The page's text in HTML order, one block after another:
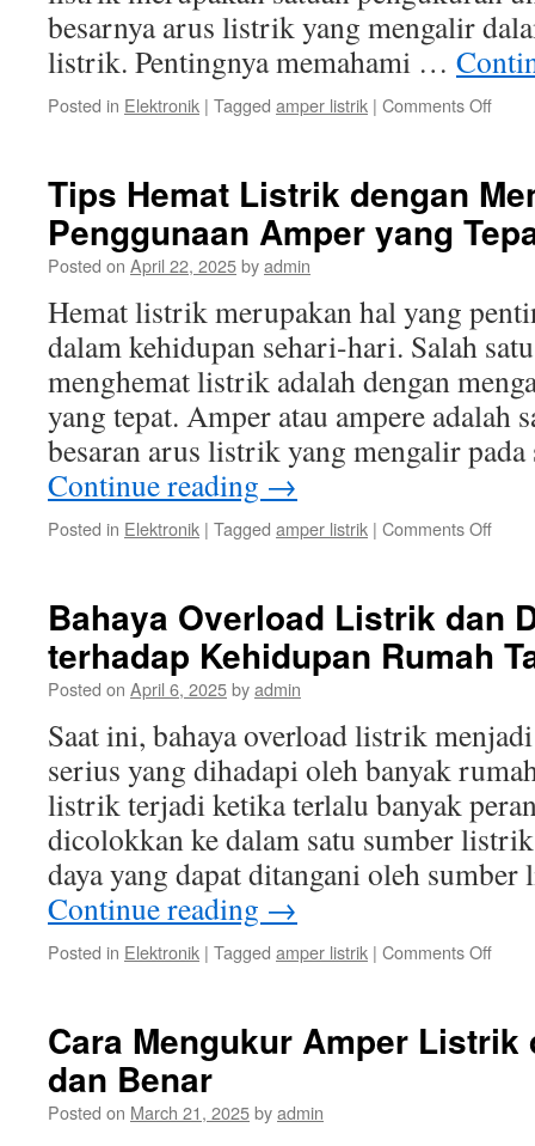
besarnya arus listrik yang mengalir
listrik. Pentingnya memahami …
Posted in Elektronik | Tagged amper listrik | Comments Offon
Listrik
Tips Hemat Listrik dengan
Penggunaan Amper yang
Posted on April 22, 2025byadmin
Hemat listrik merupakan hal yang
dalam kehidupan sehari-hari. Salah
menghemat listrik adalah dengan
yang tepat. Amper atau ampere adalah
besaran arus listrik yang mengalir
Continue reading →
Posted in Elektronik | Tagged amper listrik | Comments Offon
Tepat
Bahaya Overload Listrik dan
terhadap Kehidupan Rumah
Posted on April 6, 2025byadmin
Saat ini, bahaya overload listrik
serius yang dihadapi oleh banyak
listrik terjadi ketika terlalu banyak
dicolokkan ke dalam satu sumber
daya yang dapat ditangani oleh
Continue reading →
Posted in Elektronik | Tagged amper listrik | Comments Offon
dan
Cara Mengukur Amper Listrik
dan Benar
Posted on March 21, 2025byadmin